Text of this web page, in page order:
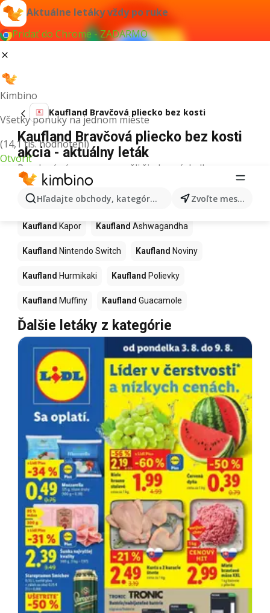
Aktuálne letáky vždy po ruke
Pridať do Chrome - ZADARMO
Kimbino
Všetky ponuky na jednom mieste
(14,1 tis. hodnotení)
Otvoriť
Hľadajte obchody, kategórie, produkty... Zvoľte mesto
Kaufland Bravčová pliecko bez kosti
Kaufland Bravčová pliecko bez kosti
akcia - aktuálny leták
Pre daný výraz sme nenašli žiadne výsledky.
Ďalšie produkty v obchodoch
Kaufland
Kaufland Kapor Kaufland Ashwagandha
Kaufland Nintendo Switch Kaufland Noviny
Kaufland Hurmikaki Kaufland Polievky
Kaufland Muffiny Kaufland Guacamole
Ďalšie letáky z kategórie